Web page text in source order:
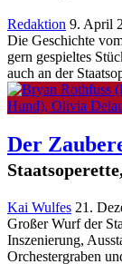
Redaktion 9. April
Die Geschichte
gern gespieltes
auch an der
Der
Kai Wulfes 21.
Großer Wurf der
Inszenierung,
Orchestergraben